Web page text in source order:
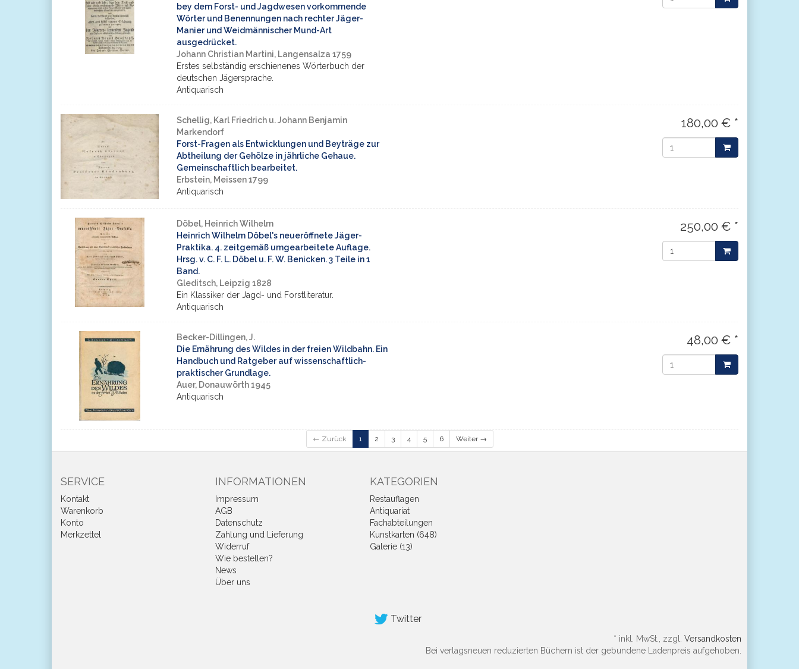
bey dem Forst- und Jagdwesen vorkommende
Wörter und Benennungen nach rechter Jäger-
Manier und Weidmännischer Mund-Art
ausgedrücket.
Johann Christian Martini, Langensalza 1759
Erstes selbständig erschienenes Wörterbuch der
deutschen Jägersprache.
Antiquarisch
Schellig, Karl Friedrich u. Johann Benjamin
Markendorf
Forst-Fragen als Entwicklungen und Beyträge zur
Abtheilung der Gehölze in jährliche Gehaue.
Gemeinschaftlich bearbeitet.
Erbstein, Meissen 1799
Antiquarisch
180,00 € *
Döbel, Heinrich Wilhelm
Heinrich Wilhelm Döbel's neueröffnete Jäger-
Praktika. 4. zeitgemäß umgearbeitete Auflage.
Hrsg. v. C. F. L. Döbel u. F. W. Benicken. 3 Teile in 1
Band.
Gleditsch, Leipzig 1828
Ein Klassiker der Jagd- und Forstliteratur.
Antiquarisch
250,00 € *
Becker-Dillingen, J.
Die Ernährung des Wildes in der freien Wildbahn. Ein
Handbuch und Ratgeber auf wissenschaftlich-
praktischer Grundlage.
Auer, Donauwörth 1945
Antiquarisch
48,00 € *
← Zurück 1 2 3 4 5 6 Weiter →
SERVICE
Kontakt
Warenkorb
Konto
Merkzettel
INFORMATIONEN
Impressum
AGB
Datenschutz
Zahlung und Lieferung
Widerruf
Wie bestellen?
News
Über uns
KATEGORIEN
Restauflagen
Antiquariat
Fachabteilungen
Kunstkarten (648)
Galerie (13)
Twitter
* inkl. MwSt., zzgl. Versandkosten
Bei verlagsneuen reduzierten Büchern ist der gebundene Ladenpreis aufgehoben.